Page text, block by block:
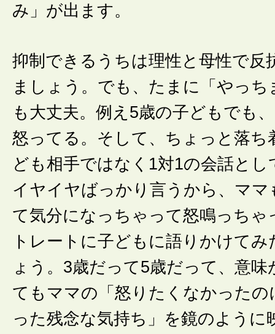
み」が出ます。
抑制できるうちは理性と母性で反
ましょう。でも、たまに「やっち
も大丈夫。例え5歳の子どもでも
怒ってる。そして、ちょっと落ち
ども相手ではなく1対1の会話と
イヤイヤばっかり言うから、マ
て気分になっちゃって怒鳴っちゃ
トレートに子どもに語りかけて
ょう。3歳だって5歳だって、意
てもママの「怒りたくなかったの
った残念な気持ち」を鏡のように